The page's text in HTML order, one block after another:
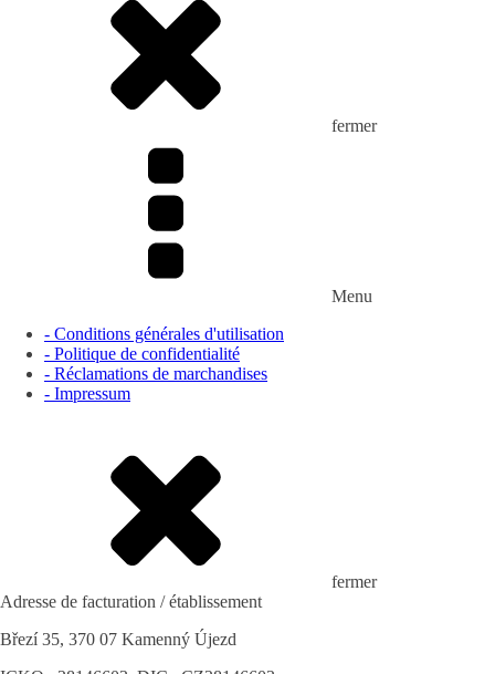
fermer
Menu
- Conditions générales d'utilisation
- Politique de confidentialité
- Réclamations de marchandises
- Impressum
fermer
Adresse de facturation / établissement
Březí 35, 370 07 Kamenný Újezd